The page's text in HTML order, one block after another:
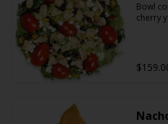
Bowl
cherry